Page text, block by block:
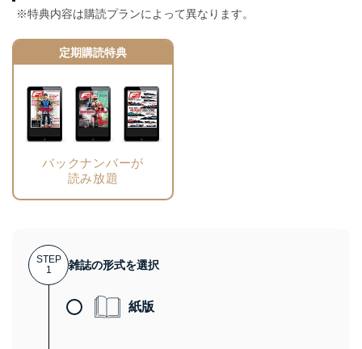
※特典内容は購読プランによって異なります。
定期購読特典
バックナンバーが
読み放題
STEP
1
雑誌の形式を選択
紙版